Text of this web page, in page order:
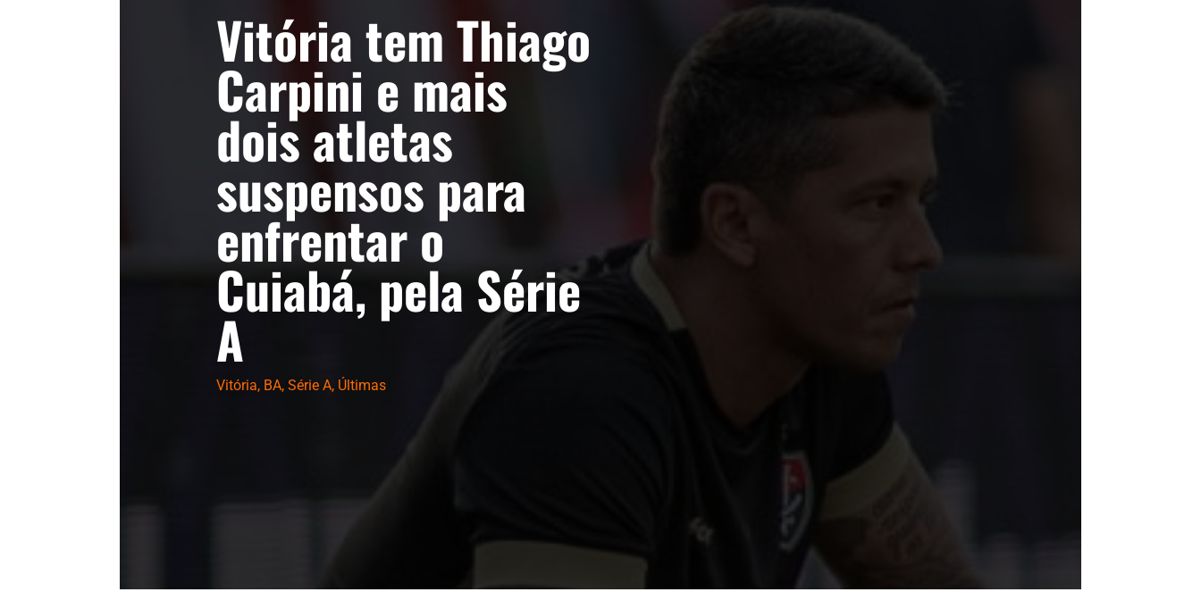
Vitória tem Thiago
Carpini e mais
dois atletas
suspensos para
enfrentar o
Cuiabá, pela Série
A
Vitória, BA, Série A, Últimas